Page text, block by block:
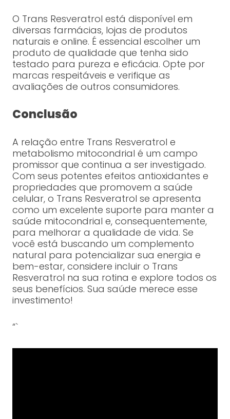
O Trans Resveratrol está disponível em
diversas farmácias, lojas de produtos
naturais e online. É essencial escolher um
produto de qualidade que tenha sido
testado para pureza e eficácia. Opte por
marcas respeitáveis e verifique as
avaliações de outros consumidores.
Conclusão
A relação entre Trans Resveratrol e
metabolismo mitocondrial é um campo
promissor que continua a ser investigado.
Com seus potentes efeitos antioxidantes e
propriedades que promovem a saúde
celular, o Trans Resveratrol se apresenta
como um excelente suporte para manter a
saúde mitocondrial e, consequentemente,
para melhorar a qualidade de vida. Se
você está buscando um complemento
natural para potencializar sua energia e
bem-estar, considere incluir o Trans
Resveratrol na sua rotina e explore todos os
seus benefícios. Sua saúde merece esse
investimento!
“`